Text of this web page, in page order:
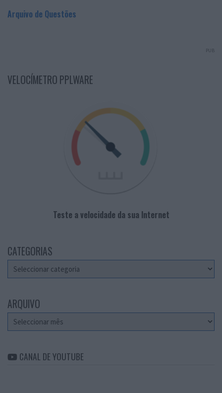
Arquivo de Questões
PUB
VELOCÍMETRO PPLWARE
Teste a velocidade da sua Internet
CATEGORIAS
Categorias
ARQUIVO
Arquivo
CANAL DE YOUTUBE